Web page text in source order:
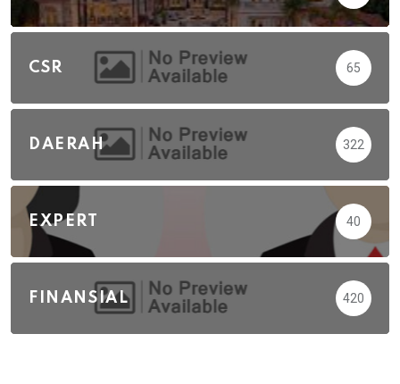
CSR 65
DAERAH 322
EXPERT 40
FINANSIAL 420